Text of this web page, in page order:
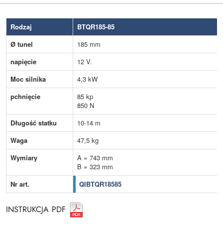
Rodzaj
BTQR185-85
Ø tunel
185 mm
napięcie
12 V.
Moc silnika
4,3 kW
pchnięcie
85 kp
850 N
Długość statku
10-14 m
Waga
47,5 kg
Wymiary
A = 743 mm
B = 323 mm
Nr art.
QIBTQR18585
INSTRUKCJA PDF